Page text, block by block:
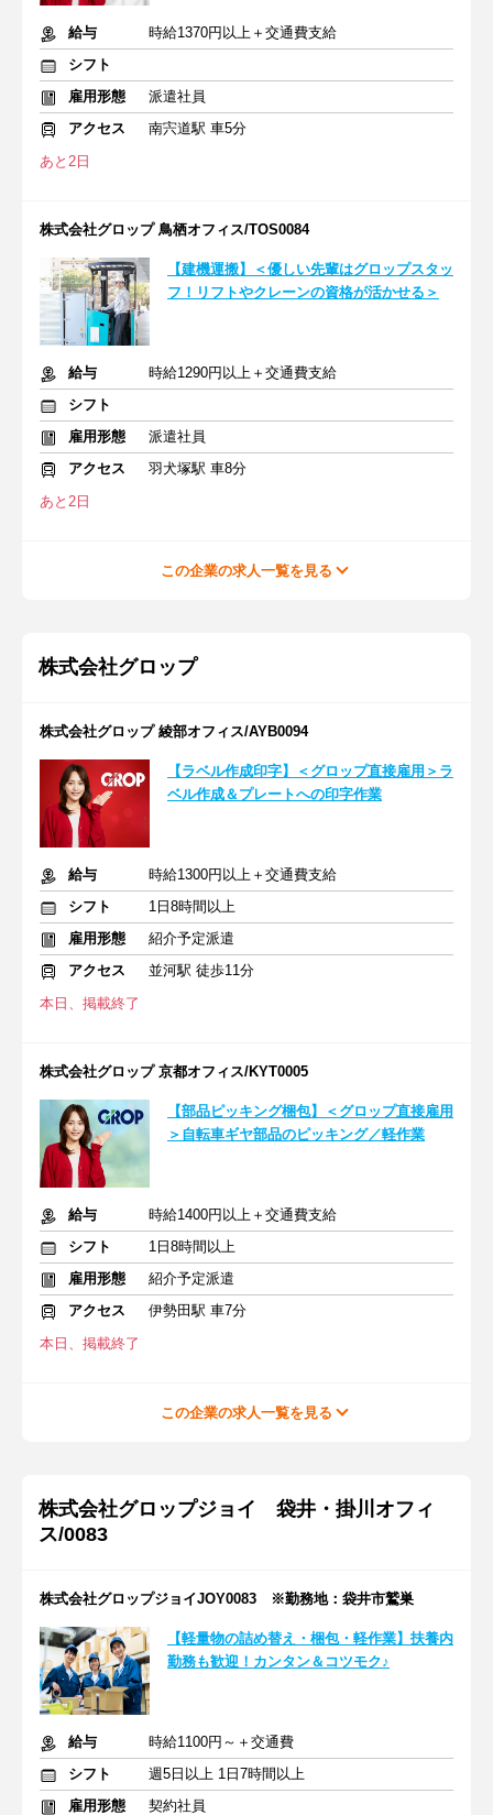
給与
時給1370円以上＋交通費支給
シフト
雇用形態
派遣社員
アクセス
南宍道駅 車5分
あと2日
株式会社グロップ 鳥栖オフィス/TOS0084
【建機運搬】＜優しい先輩はグロップスタッ
フ！リフトやクレーンの資格が活かせる＞
給与
時給1290円以上＋交通費支給
シフト
雇用形態
派遣社員
アクセス
羽犬塚駅 車8分
あと2日
この企業の求人一覧を見る
株式会社グロップ
株式会社グロップ 綾部オフィス/AYB0094
【ラベル作成印字】＜グロップ直接雇用＞ラ
ベル作成＆プレートへの印字作業
給与
時給1300円以上＋交通費支給
シフト
1日8時間以上
雇用形態
紹介予定派遣
アクセス
並河駅 徒歩11分
本日、掲載終了
株式会社グロップ 京都オフィス/KYT0005
【部品ピッキング梱包】＜グロップ直接雇用
＞自転車ギヤ部品のピッキング／軽作業
給与
時給1400円以上＋交通費支給
シフト
1日8時間以上
雇用形態
紹介予定派遣
アクセス
伊勢田駅 車7分
本日、掲載終了
この企業の求人一覧を見る
株式会社グロップジョイ 袋井・掛川オフィ
ス/0083
株式会社グロップジョイJOY0083 ※勤務地：袋井市鷲巣
【軽量物の詰め替え・梱包・軽作業】扶養内
勤務も歓迎！カンタン＆コツモク♪
給与
時給1100円～＋交通費
シフト
週5日以上 1日7時間以上
雇用形態
契約社員